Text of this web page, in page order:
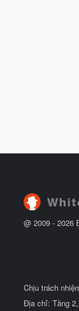
@ 2009 - 2026
Chịu trách
Địa chỉ: Tầng